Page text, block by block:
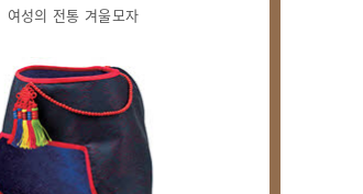
여성의 전통 겨울모자